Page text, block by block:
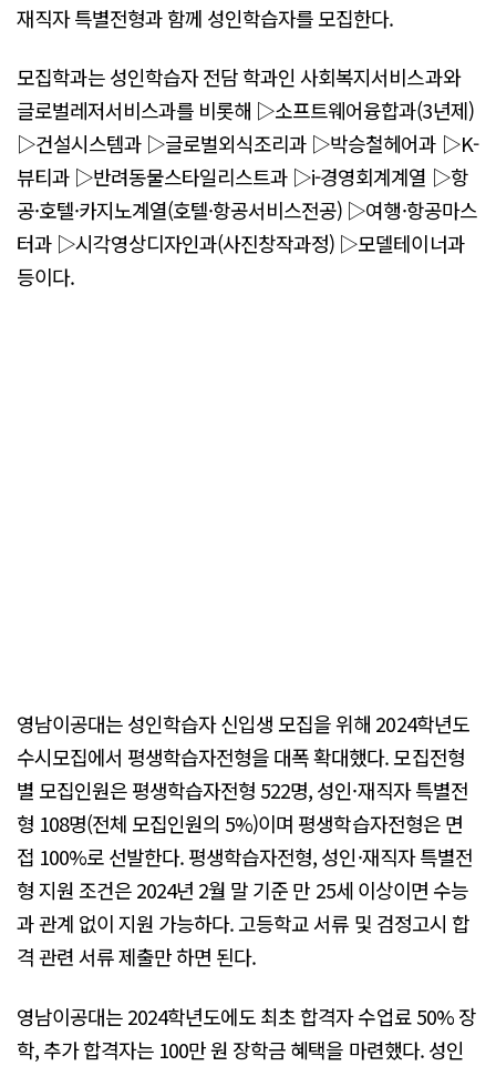
재직자 특별전형과 함께 성인학습자를 모집한다.
모집학과는 성인학습자 전담 학과인 사회복지서비스과와
글로벌레저서비스과를 비롯해 ▷소프트웨어융합과(3년제)
▷건설시스템과 ▷글로벌외식조리과 ▷박승철헤어과 ▷K-
뷰티과 ▷반려동물스타일리스트과 ▷i-경영회계계열 ▷항
공·호텔·카지노계열(호텔·항공서비스전공) ▷여행·항공마스
터과 ▷시각영상디자인과(사진창작과정) ▷모델테이너과
등이다.
영남이공대는 성인학습자 신입생 모집을 위해 2024학년도
수시모집에서 평생학습자전형을 대폭 확대했다. 모집전형
별 모집인원은 평생학습자전형 522명, 성인·재직자 특별전
형 108명(전체 모집인원의 5%)이며 평생학습자전형은 면
접 100%로 선발한다. 평생학습자전형, 성인·재직자 특별전
형 지원 조건은 2024년 2월 말 기준 만 25세 이상이면 수능
과 관계 없이 지원 가능하다. 고등학교 서류 및 검정고시 합
격 관련 서류 제출만 하면 된다.
영남이공대는 2024학년도에도 최초 합격자 수업료 50% 장
학, 추가 합격자는 100만 원 장학금 혜택을 마련했다. 성인